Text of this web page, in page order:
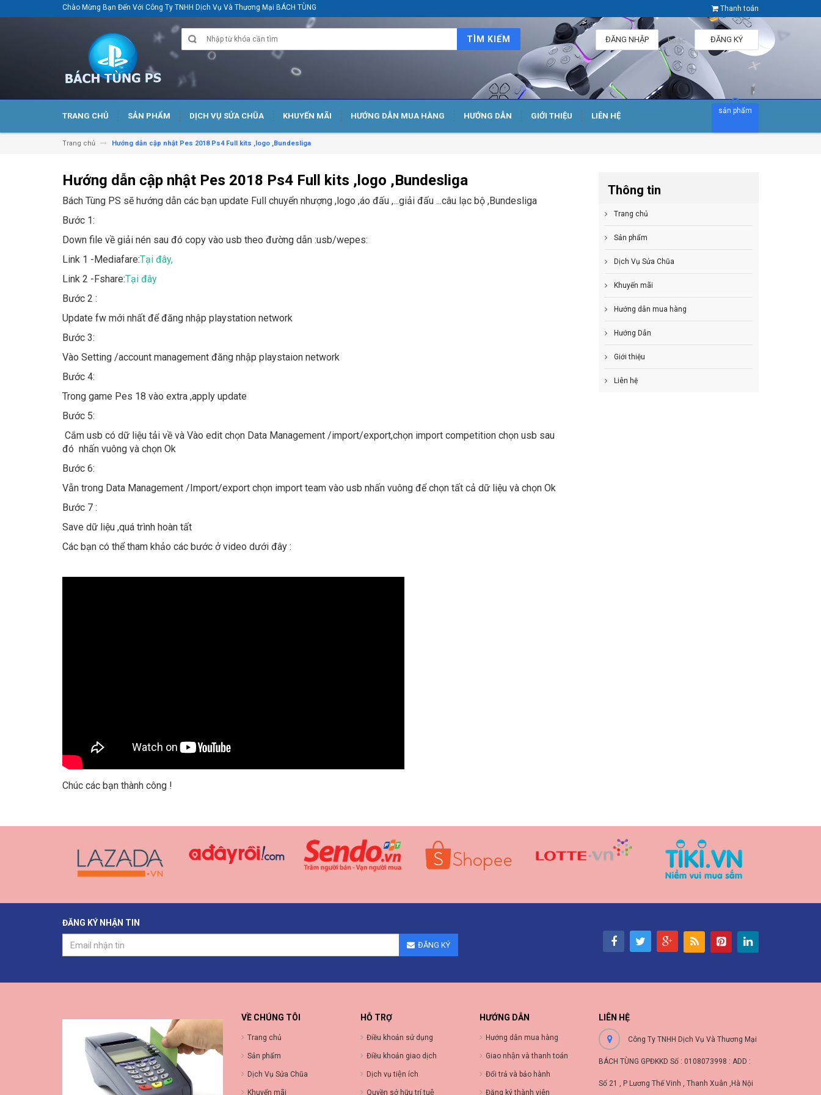
Chào Mừng Bạn Đến Với Công Ty TNHH Dịch Vụ Và Thương Mại BÁCH TÙNG Thanh toán
TÌM KIẾM ĐĂNG KÝ
hoặc
ĐĂNG NHẬP
TRANG CHỦ SẢN PHẨM DỊCH VỤ SỬA CHŨA KHUYẾN MÃI HƯỚNG DẪN MUA HÀNG HƯỚNG DẪN GIỚI THIỆU LIÊN HỆ
sản phẩm
Trang chủ Hướng dẫn cập nhật Pes 2018 Ps4 Full kits ,logo ,Bundesliga
Hướng dẫn cập nhật Pes 2018 Ps4 Full kits ,logo ,Bundesliga
Bách Tùng PS sẽ hướng dẫn các bạn update Full chuyển nhượng ,logo ,áo đấu ,...giải đấu ...câu lạc bộ ,Bundesliga
Bước 1:
Down file về giải nén sau đó copy vào usb theo đường dẫn :usb/wepes:
Link 1 -Mediafare:Tại đây,
Link 2 -Fshare:Tại đây
Bước 2 :
Update fw mới nhất để đăng nhập playstation network
Bước 3:
Vào Setting /account management đăng nhập playstaion network
Bước 4:
Trong game Pes 18 vào extra ,apply update
Bước 5:
Cắm usb có dữ liệu tải về và Vào edit chọn Data Management /import/export,chọn import competition chọn usb sau
đó nhấn vuông và chọn Ok
Bước 6:
Vẫn trong Data Management /Import/export chọn import team vào usb nhấn vuông để chọn tất cả dữ liệu và chọn Ok
Bước 7 :
Save dữ liệu ,quá trình hoàn tất
Các bạn có thể tham khảo các bước ở video dưới đây :
Chúc các bạn thành công !
Thông tin
Trang chủ
Sản phẩm
Dịch Vụ Sửa Chũa
Khuyến mãi
Hướng dẫn mua hàng
Hướng Dẫn
Giới thiệu
Liên hệ
ĐĂNG KÝ NHẬN TIN
ĐĂNG KÝ
VỀ CHÚNG TÔI
Trang chủ
Sản phẩm
Dịch Vụ Sửa Chũa
Khuyến mãi
HỖ TRỢ
Điều khoản sử dụng
Điều khoản giao dịch
Dịch vụ tiện ích
Quyền sở hữu trí tuệ
HƯỚNG DẪN
Hướng dẫn mua hàng
Giao nhận và thanh toán
Đổi trả và bảo hành
Đăng ký thành viên
LIÊN HỆ
Công Ty TNHH Dịch Vụ Và Thương Mại
BÁCH TÙNG GPĐKKD Số : 0108073998 : ADD :
Số 21 , P Lương Thế Vinh , Thanh Xuân ,Hà Nội